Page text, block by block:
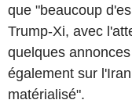
que "beaucoup
Trump-Xi, avec
quelques
également sur
matérialisé".